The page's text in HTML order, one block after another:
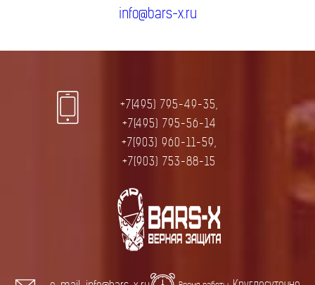
info@bars-x.ru
+7(495) 795-49-35,
+7(495) 795-56-14
+7(903) 960-11-59,
+7(903) 753-88-15